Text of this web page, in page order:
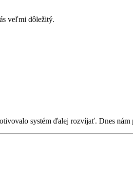
veľmi dôležitý.
systém ďalej rozvíjať. Dnes nám